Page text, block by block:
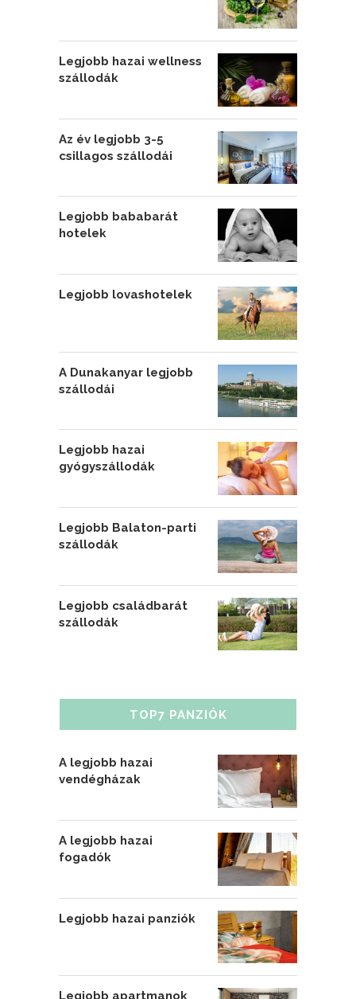
Legjobb hazai wellness
szállodák
Az év legjobb 3-5
csillagos szállodái
Legjobb bababarát
hotelek
Legjobb lovashotelek
A Dunakanyar legjobb
szállodái
Legjobb hazai
gyógyszállodák
Legjobb Balaton-parti
szállodák
Legjobb családbarát
szállodák
TOP7 PANZIÓK
A legjobb hazai
vendégházak
A legjobb hazai
fogadók
Legjobb hazai panziók
Legjobb apartmanok